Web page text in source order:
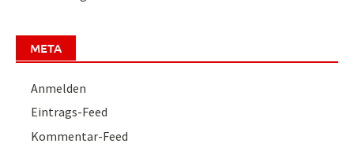
META
Anmelden
Eintrags-Feed
Kommentar-Feed